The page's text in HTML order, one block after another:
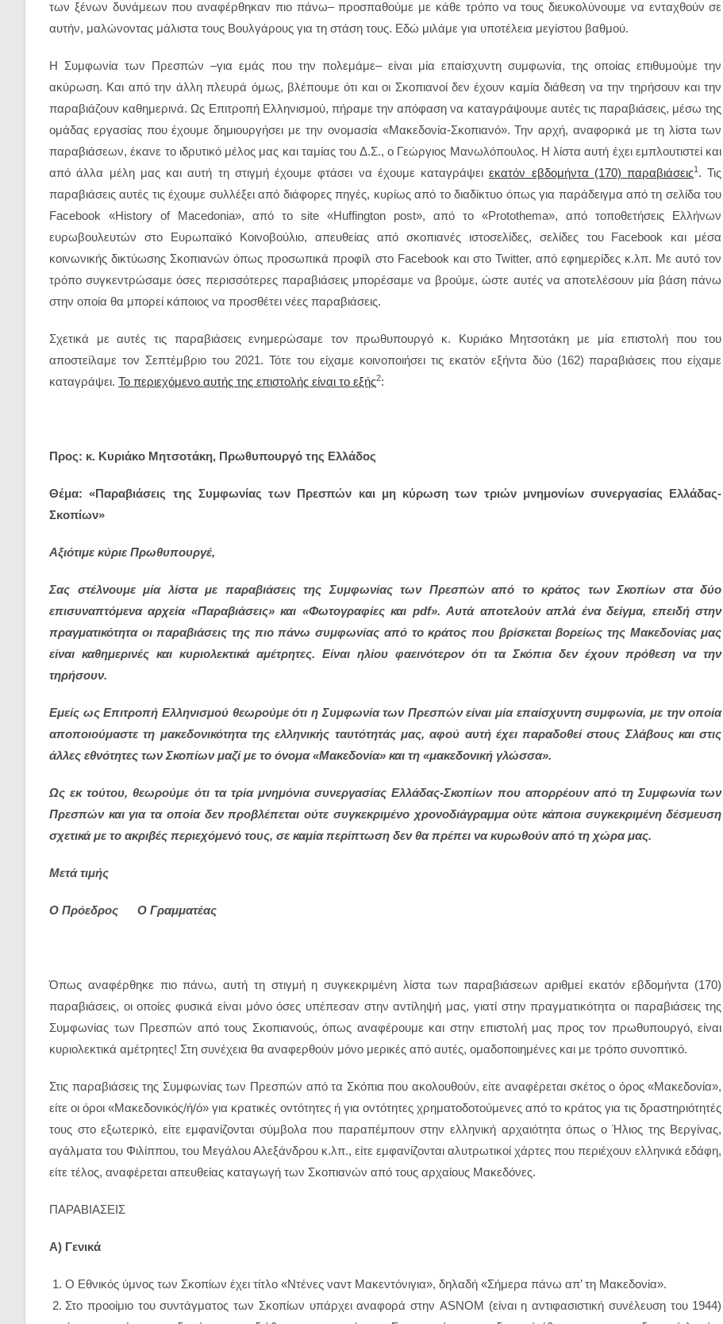
των ξένων δυνάμεων που αναφέρθηκαν πιο πάνω– προσπαθούμε με κάθε τρόπο να τους διευκολύνουμε να ενταχθούν σε
αυτήν, μαλώνοντας μάλιστα τους Βουλγάρους για τη στάση τους. Εδώ μιλάμε για υποτέλεια μεγίστου βαθμού.
Η Συμφωνία των Πρεσπών –για εμάς που την πολεμάμε– είναι μία επαίσχυντη συμφωνία, της οποίας επιθυμούμε την
ακύρωση. Και από την άλλη πλευρά όμως, βλέπουμε ότι και οι Σκοπιανοί δεν έχουν καμία διάθεση να την τηρήσουν και την
παραβιάζουν καθημερινά. Ως Επιτροπή Ελληνισμού, πήραμε την απόφαση να καταγράψουμε αυτές τις παραβιάσεις, μέσω της
ομάδας εργασίας που έχουμε δημιουργήσει με την ονομασία «Μακεδονία-Σκοπιανό». Την αρχή, αναφορικά με τη λίστα των
παραβιάσεων, έκανε το ιδρυτικό μέλος μας και ταμίας του Δ.Σ., ο Γεώργιος Μανωλόπουλος. Η λίστα αυτή έχει εμπλουτιστεί και
από άλλα μέλη μας και αυτή τη στιγμή έχουμε φτάσει να έχουμε καταγράψειεκατόν εβδομήντα (170) παραβιάσεις1 . Τις
παραβιάσεις αυτές τις έχουμε συλλέξει από διάφορες πηγές, κυρίως από το διαδίκτυο όπως για παράδειγμα από τη σελίδα του
Facebook «History of Macedonia», από το site «Huffington post», από το «Protothema», από τοποθετήσεις Ελλήνων
ευρωβουλευτών στο Ευρωπαϊκό Κοινοβούλιο, απευθείας από σκοπιανές ιστοσελίδες, σελίδες του Facebook και μέσα
κοινωνικής δικτύωσης Σκοπιανών όπως προσωπικά προφίλ στο Facebook και στο Twitter, από εφημερίδες κ.λπ. Με αυτό τον
τρόπο συγκεντρώσαμε όσες περισσότερες παραβιάσεις μπορέσαμε να βρούμε, ώστε αυτές να αποτελέσουν μία βάση πάνω
στην οποία θα μπορεί κάποιος να προσθέτει νέες παραβιάσεις.
Σχετικά με αυτές τις παραβιάσεις ενημερώσαμε τον πρωθυπουργό κ. Κυριάκο Μητσοτάκη με μία επιστολή που του
αποστείλαμε τον Σεπτέμβριο του 2021. Τότε του είχαμε κοινοποιήσει τις εκατόν εξήντα δύο (162) παραβιάσεις που είχαμε
καταγράψει. Το περιεχόμενο αυτής της επιστολής είναι το εξής2:
Προς: κ. Κυριάκο Μητσοτάκη, Πρωθυπουργό της Ελλάδος
Θέμα: «Παραβιάσεις της Συμφωνίας των Πρεσπών και μη κύρωση των τριών μνημονίων συνεργασίας Ελλάδας-
Σκοπίων»
Αξιότιμε κύριε Πρωθυπουργέ,
Σας στέλνουμε μία λίστα με παραβιάσεις της Συμφωνίας των Πρεσπών από το κράτος των Σκοπίων στα δύο
επισυναπτόμενα αρχεία «Παραβιάσεις» και «Φωτογραφίες και pdf». Αυτά αποτελούν απλά ένα δείγμα, επειδή στην
πραγματικότητα οι παραβιάσεις της πιο πάνω συμφωνίας από το κράτος που βρίσκεται βορείως της Μακεδονίας μας
είναι καθημερινές και κυριολεκτικά αμέτρητες. Είναι ηλίου φαεινότερον ότι τα Σκόπια δεν έχουν πρόθεση να την
τηρήσουν.
Εμείς ως Επιτροπή Ελληνισμού θεωρούμε ότι η Συμφωνία των Πρεσπών είναι μία επαίσχυντη συμφωνία, με την οποία
αποποιούμαστε τη μακεδονικότητα της ελληνικής ταυτότητάς μας, αφού αυτή έχει παραδοθεί στους Σλάβους και στις
άλλες εθνότητες των Σκοπίων μαζί με το όνομα «Μακεδονία» και τη «μακεδονική γλώσσα».
Ως εκ τούτου, θεωρούμε ότι τα τρία μνημόνια συνεργασίας Ελλάδας-Σκοπίων που απορρέουν από τη Συμφωνία των
Πρεσπών και για τα οποία δεν προβλέπεται ούτε συγκεκριμένο χρονοδιάγραμμα ούτε κάποια συγκεκριμένη δέσμευση
σχετικά με το ακριβές περιεχόμενό τους, σε καμία περίπτωση δεν θα πρέπει να κυρωθούν από τη χώρα μας.
Μετά τιμής
Ο Πρόεδρος Ο Γραμματέας
Όπως αναφέρθηκε πιο πάνω, αυτή τη στιγμή η συγκεκριμένη λίστα των παραβιάσεων αριθμεί εκατόν εβδομήντα (170)
παραβιάσεις, οι οποίες φυσικά είναι μόνο όσες υπέπεσαν στην αντίληψή μας, γιατί στην πραγματικότητα οι παραβιάσεις της
Συμφωνίας των Πρεσπών από τους Σκοπιανούς, όπως αναφέρουμε και στην επιστολή μας προς τον πρωθυπουργό, είναι
κυριολεκτικά αμέτρητες! Στη συνέχεια θα αναφερθούν μόνο μερικές από αυτές, ομαδοποιημένες και με τρόπο συνοπτικό.
Στις παραβιάσεις της Συμφωνίας των Πρεσπών από τα Σκόπια που ακολουθούν, είτε αναφέρεται σκέτος ο όρος «Μακεδονία»,
είτε οι όροι «Μακεδονικός/ή/ό» για κρατικές οντότητες ή για οντότητες χρηματοδοτούμενες από το κράτος για τις δραστηριότητές
τους στο εξωτερικό, είτε εμφανίζονται σύμβολα που παραπέμπουν στην ελληνική αρχαιότητα όπως ο Ήλιος της Βεργίνας,
αγάλματα του Φιλίππου, του Μεγάλου Αλεξάνδρου κ.λπ., είτε εμφανίζονται αλυτρωτικοί χάρτες που περιέχουν ελληνικά εδάφη,
είτε τέλος, αναφέρεται απευθείας καταγωγή των Σκοπιανών από τους αρχαίους Μακεδόνες.
ΠΑΡΑΒΙΑΣΕΙΣ
Α) Γενικά
Ο Εθνικός ύμνος των Σκοπίων έχει τίτλο «Ντένες ναντ Μακεντόνιγια», δηλαδή «Σήμερα πάνω απ’ τη Μακεδονία».
Στο προοίμιο του συντάγματος των Σκοπίων υπάρχει αναφορά στην ASNOM (είναι η αντιφασιστική συνέλευση του 1944)